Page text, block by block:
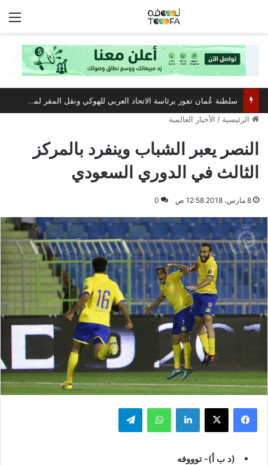
سلطنة عُمان تفوز برئاسة الاتحاد العربي للهوكي ونقل المقر لمسقط
الرئيسية / الأخبار العالمية
النصر يعبر الشباب وينفرد بالمركز
الثالث في الدوري السعودي
8 مارس، 2018 12:58 ص 0
فيسبوك ‫X لينكدإن واتساب تيلقرام
(د ب أ)- توووفه